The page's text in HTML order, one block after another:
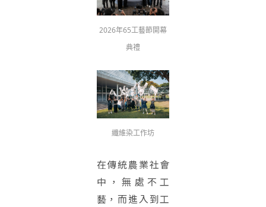
2026年65工藝節開幕
典禮
纖維染工作坊
在傳統農業社會
中，無處不工
藝，而進入到工